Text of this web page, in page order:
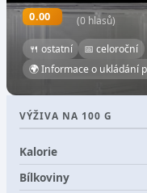
0.00 (0 hlasů)
🍴 ostatní
📅 celoroční
🌍 Informace o ukládání
VÝŽIVA NA 100 G
Kalorie
Bílkoviny